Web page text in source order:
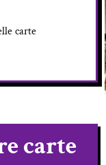
carte
carte